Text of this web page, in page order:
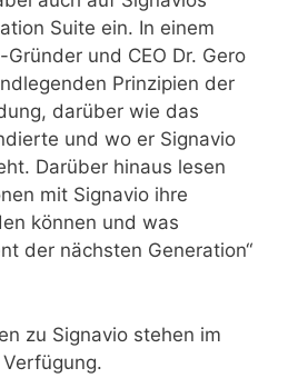
Suite ein. In einem
und CEO Dr. Gero
Prinzipien der
darüber wie das
und wo er Signavio
Darüber hinaus lesen
mit Signavio ihre
können und was
der nächsten Generation“
zu Signavio stehen im